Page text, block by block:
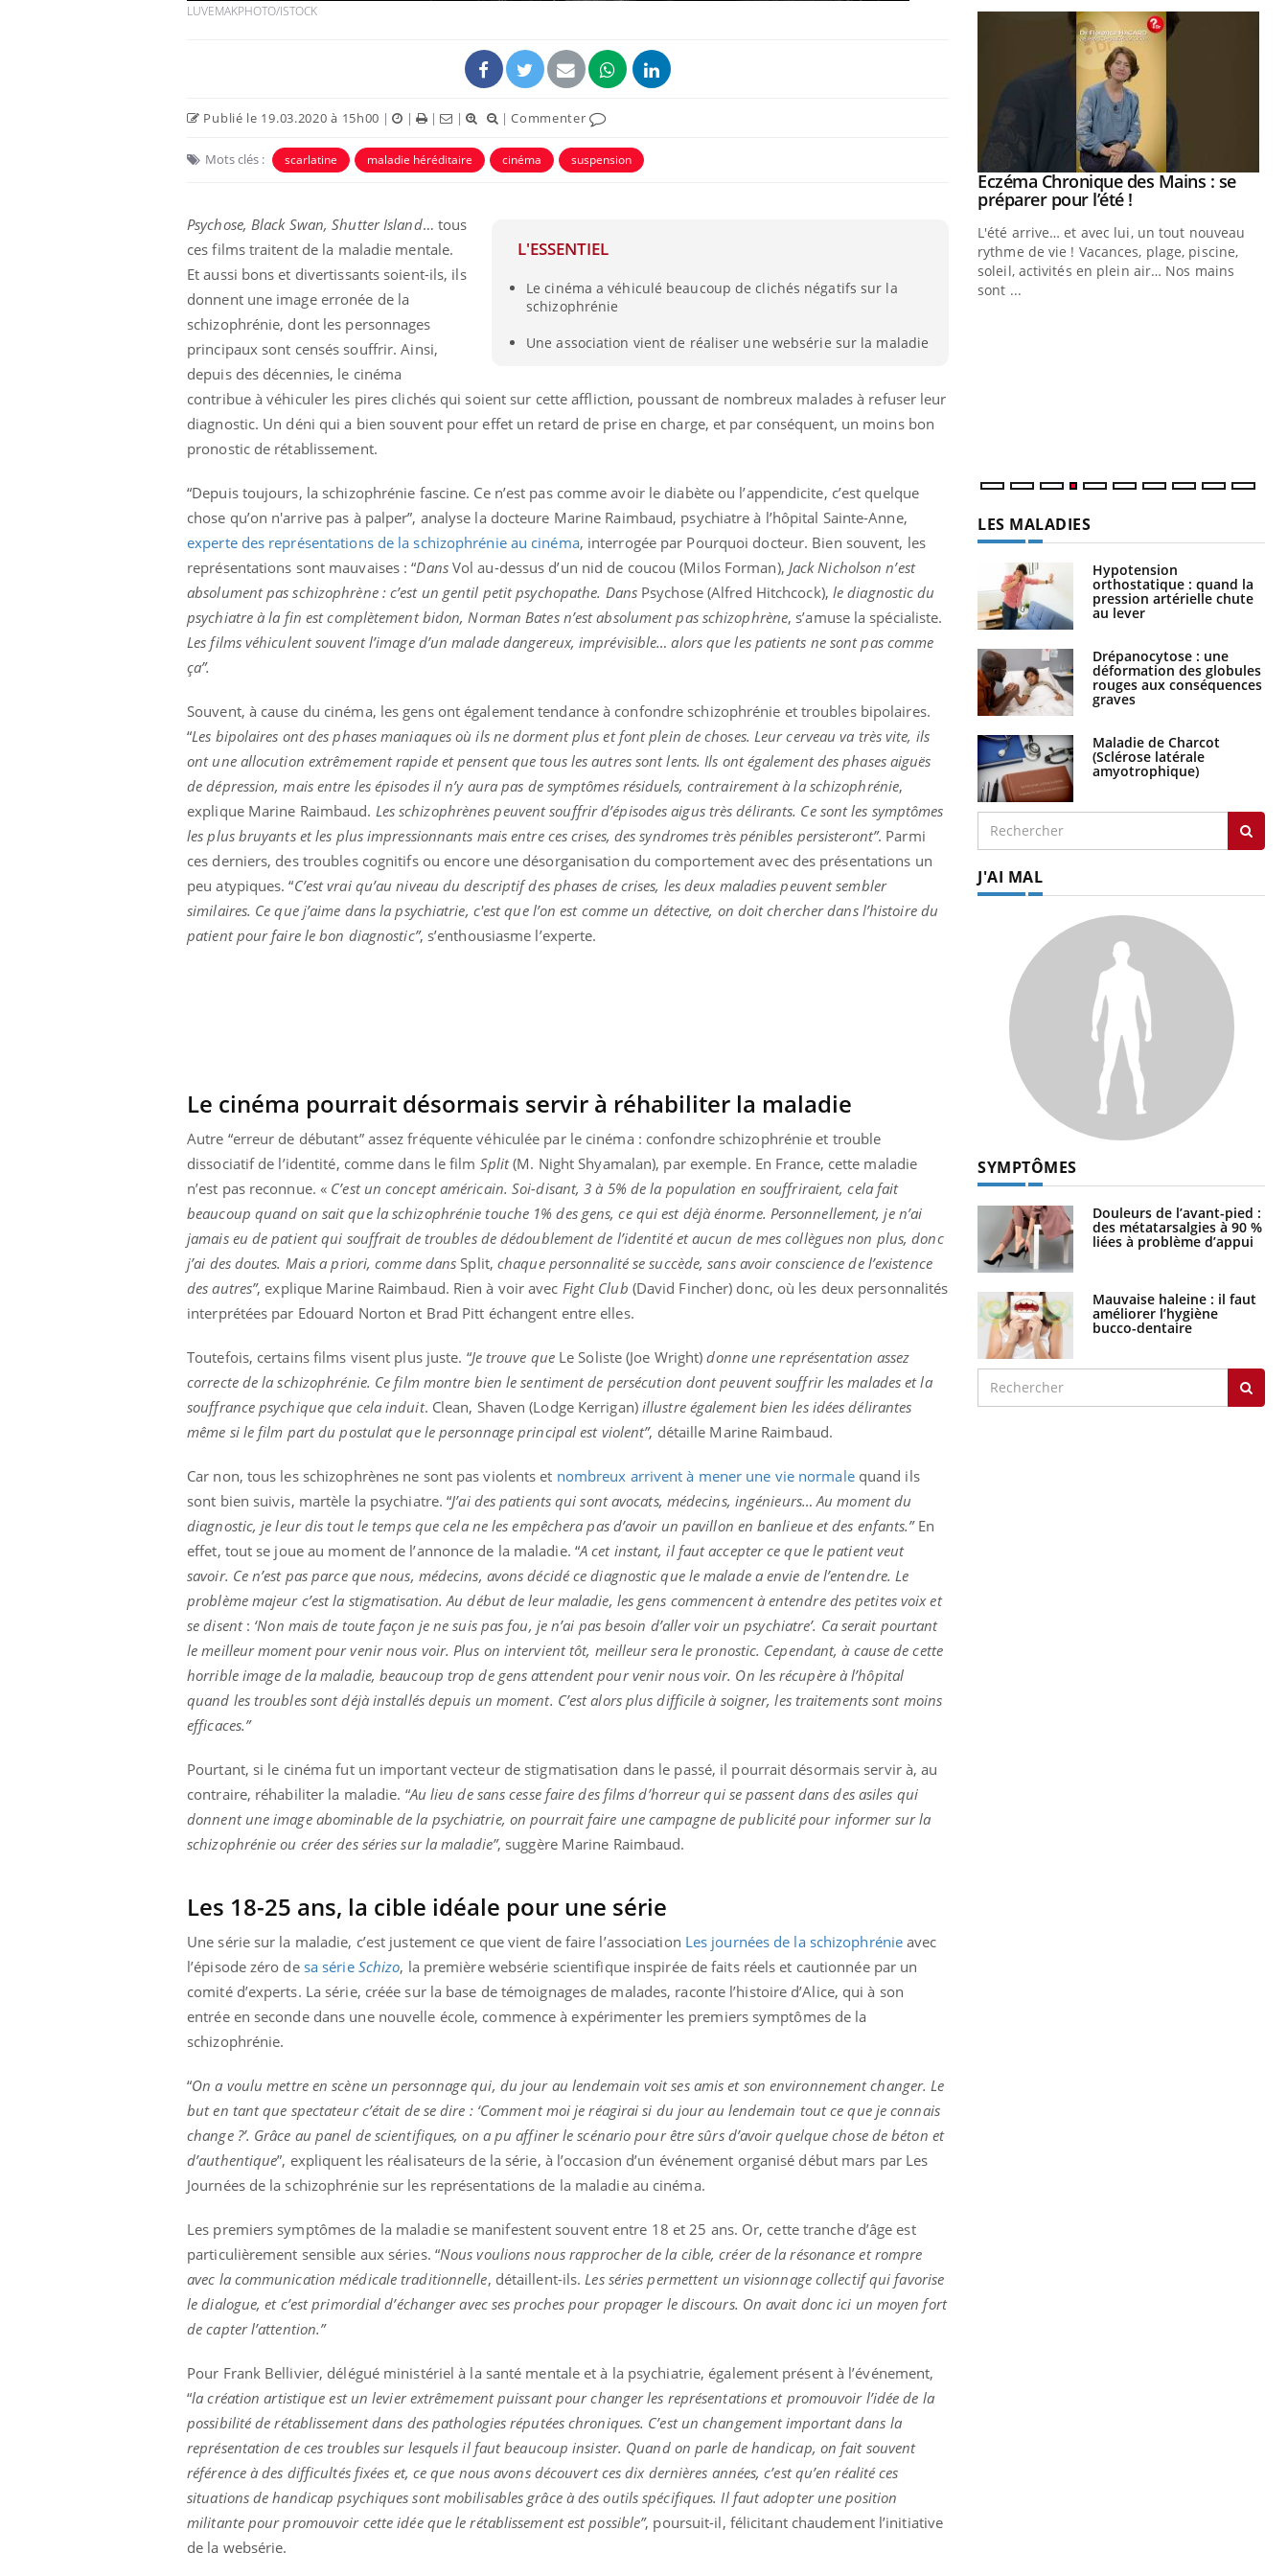
LUVEMAKPHOTO/ISTOCK
Publié le 19.03.2020 à 15h00 | | | | |Commenter
Mots clés : scarlatine maladie héréditaire cinéma suspension
L'ESSENTIEL
Le cinéma a véhiculé beaucoup de clichés négatifs sur la
schizophrénie
Une association vient de réaliser une websérie sur la maladie
Psychose, Black Swan, Shutter Island… tous
ces films traitent de la maladie mentale.
Et aussi bons et divertissants soient-ils, ils
donnent une image erronée de la
schizophrénie, dont les personnages
principaux sont censés souffrir. Ainsi,
depuis des décennies, le cinéma
contribue à véhiculer les pires clichés qui soient sur cette affliction, poussant de nombreux malades à refuser leur
diagnostic. Un déni qui a bien souvent pour effet un retard de prise en charge, et par conséquent, un moins bon
pronostic de rétablissement.
“Depuis toujours, la schizophrénie fascine. Ce n’est pas comme avoir le diabète ou l’appendicite, c’est quelque
chose qu’on n'arrive pas à palper”, analyse la docteure Marine Raimbaud, psychiatre à l’hôpital Sainte-Anne,
experte des représentations de la schizophrénie au cinéma, interrogée par Pourquoi docteur. Bien souvent, les
représentations sont mauvaises : “DansVol au-dessus d’un nid de coucou (Milos Forman), Jack Nicholson n’est
absolument pas schizophrène : c’est un gentil petit psychopathe. DansPsychose (Alfred Hitchcock), le diagnostic du
psychiatre à la fin est complètement bidon, Norman Bates n’est absolument pas schizophrène, s’amuse la spécialiste.
Les films véhiculent souvent l’image d’un malade dangereux, imprévisible… alors que les patients ne sont pas comme
ça”.
Souvent, à cause du cinéma, les gens ont également tendance à confondre schizophrénie et troubles bipolaires.
“Les bipolaires ont des phases maniaques où ils ne dorment plus et font plein de choses. Leur cerveau va très vite, ils
ont une allocution extrêmement rapide et pensent que tous les autres sont lents. Ils ont également des phases aiguës
de dépression, mais entre les épisodes il n’y aura pas de symptômes résiduels, contrairement à la schizophrénie,
explique Marine Raimbaud. Les schizophrènes peuvent souffrir d’épisodes aigus très délirants. Ce sont les symptômes
les plus bruyants et les plus impressionnants mais entre ces crises, des syndromes très pénibles persisteront”. Parmi
ces derniers, des troubles cognitifs ou encore une désorganisation du comportement avec des présentations un
peu atypiques. “C’est vrai qu’au niveau du descriptif des phases de crises, les deux maladies peuvent sembler
similaires. Ce que j’aime dans la psychiatrie, c'est que l’on est comme un détective, on doit chercher dans l’histoire du
patient pour faire le bon diagnostic”, s’enthousiasme l’experte.
Le cinéma pourrait désormais servir à réhabiliter la maladie
Autre “erreur de débutant” assez fréquente véhiculée par le cinéma : confondre schizophrénie et trouble
dissociatif de l’identité, comme dans le film Split(M. Night Shyamalan), par exemple. En France, cette maladie
n’est pas reconnue. « C’est un concept américain. Soi-disant, 3 à 5% de la population en souffriraient, cela fait
beaucoup quand on sait que la schizophrénie touche 1% des gens, ce qui est déjà énorme. Personnellement, je n’ai
jamais eu de patient qui souffrait de troubles de dédoublement de l’identité et aucun de mes collègues non plus, donc
j’ai des doutes. Mais a priori, comme dans Split,chaque personnalité se succède, sans avoir conscience de l’existence
des autres”, explique Marine Raimbaud. Rien à voir avec Fight Club (David Fincher) donc, où les deux personnalités
interprétées par Edouard Norton et Brad Pitt échangent entre elles.
Toutefois, certains films visent plus juste. “Je trouve queLe Soliste (Joe Wright)donne une représentation assez
correcte de la schizophrénie. Ce film montre bien le sentiment de persécution dont peuvent souffrir les malades et la
souffrance psychique que cela induit. Clean, Shaven (Lodge Kerrigan) illustre également bien les idées délirantes
même si le film part du postulat que le personnage principal est violent”, détaille Marine Raimbaud.
Car non, tous les schizophrènes ne sont pas violents et nombreux arrivent à mener une vie normalequand ils
sont bien suivis, martèle la psychiatre. “J’ai des patients qui sont avocats, médecins, ingénieurs… Au moment du
diagnostic, je leur dis tout le temps que cela ne les empêchera pas d’avoir un pavillon en banlieue et des enfants.”En
effet, tout se joue au moment de l’annonce de la maladie. “A cet instant, il faut accepter ce que le patient veut
savoir. Ce n’est pas parce que nous, médecins, avons décidé ce diagnostic que le malade a envie de l’entendre. Le
problème majeur c’est la stigmatisation. Au début de leur maladie, les gens commencent à entendre des petites voix et
se disent : ‘Non mais de toute façon je ne suis pas fou, je n’ai pas besoin d’aller voir un psychiatre’. Ca serait pourtant
le meilleur moment pour venir nous voir. Plus on intervient tôt, meilleur sera le pronostic. Cependant, à cause de cette
horrible image de la maladie, beaucoup trop de gens attendent pour venir nous voir. On les récupère à l’hôpital
quand les troubles sont déjà installés depuis un moment. C’est alors plus difficile à soigner, les traitements sont moins
efficaces.”
Pourtant, si le cinéma fut un important vecteur de stigmatisation dans le passé, il pourrait désormais servir à, au
contraire, réhabiliter la maladie. “Au lieu de sans cesse faire des films d’horreur qui se passent dans des asiles qui
donnent une image abominable de la psychiatrie, on pourrait faire une campagne de publicité pour informer sur la
schizophrénie ou créer des séries sur la maladie”, suggère Marine Raimbaud.
Les 18-25 ans, la cible idéale pour une série
Une série sur la maladie, c’est justement ce que vient de faire l’association Les journées de la schizophrénie avec
l’épisode zéro de sa série Schizo, la première websérie scientifique inspirée de faits réels et cautionnée par un
comité d’experts. La série, créée sur la base de témoignages de malades, raconte l’histoire d’Alice, qui à son
entrée en seconde dans une nouvelle école, commence à expérimenter les premiers symptômes de la
schizophrénie.
“On a voulu mettre en scène un personnage qui, du jour au lendemain voit ses amis et son environnement changer. Le
but en tant que spectateur c’était de se dire : ‘Comment moi je réagirai si du jour au lendemain tout ce que je connais
change ?’. Grâce au panel de scientifiques, on a pu affiner le scénario pour être sûrs d’avoir quelque chose de béton et
d’authentique”, expliquent les réalisateurs de la série, à l’occasion d’un événement organisé début mars par Les
Journées de la schizophrénie sur les représentations de la maladie au cinéma.
Les premiers symptômes de la maladie se manifestent souvent entre 18 et 25 ans. Or, cette tranche d’âge est
particulièrement sensible aux séries. “Nous voulions nous rapprocher de la cible, créer de la résonance et rompre
avec la communication médicale traditionnelle, détaillent-ils.Les séries permettent un visionnage collectif qui favorise
le dialogue, et c’est primordial d’échanger avec ses proches pour propager le discours. On avait donc ici un moyen fort
de capter l’attention.”
Pour Frank Bellivier, délégué ministériel à la santé mentale et à la psychiatrie, également présent à l’événement,
“la création artistique est un levier extrêmement puissant pour changer les représentations et promouvoir l’idée de la
possibilité de rétablissement dans des pathologies réputées chroniques. C’est un changement important dans la
représentation de ces troubles sur lesquels il faut beaucoup insister. Quand on parle de handicap, on fait souvent
référence à des difficultés fixées et, ce que nous avons découvert ces dix dernières années, c’est qu’en réalité ces
situations de handicap psychiques sont mobilisables grâce à des outils spécifiques. Il faut adopter une position
militante pour promouvoir cette idée que le rétablissement est possible”, poursuit-il, félicitant chaudement l’initiative
de la websérie.
Fatigue, irritabilité, brouillard mental ou
même alopécie… Les symptômes de la
carence en fer sont multiples ce qui la rend
En 2026, l'insuline dans le diabète de type 2
reste entourée d'idées reçues chez les
patients comme parfois chez les soignants.
Youtube
Eczéma Chronique des Mains : se
préparer pour l’été !Youtube
L'été arrive… et avec lui, un tout nouveau
rythme de vie ! Vacances, plage, piscine,
soleil, activités en plein air… Nos mains
sont ...
LES MALADIES
Hypotension
orthostatique : quand la
pression artérielle chute
au lever
Drépanocytose : une
déformation des globules
rouges aux conséquences
graves
Maladie de Charcot
(Sclérose latérale
amyotrophique)
J'AI MAL
SYMPTÔMES
Douleurs de l’avant-pied :
des métatarsalgies à 90 %
liées à problème d’appui
Mauvaise haleine : il faut
améliorer l’hygiène
bucco-dentaire